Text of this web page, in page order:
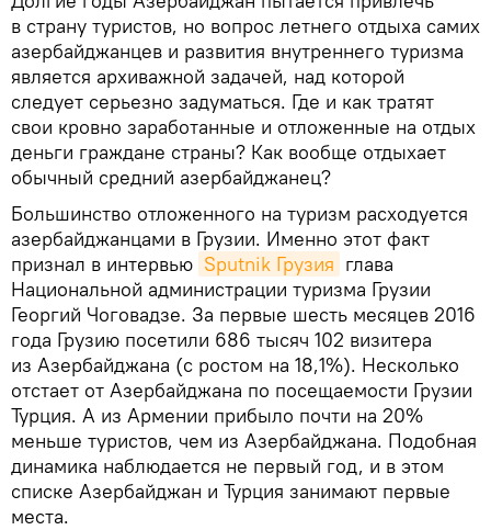
в страну туристов, но вопрос летнего отдыха самих
азербайджанцев и развития внутреннего туризма
является архиважной задачей, над которой
следует серьезно задуматься. Где и как тратят
свои кровно заработанные и отложенные на отдых
деньги граждане страны? Как вообще отдыхает
обычный средний азербайджанец?
Большинство отложенного на туризм расходуется
азербайджанцами в Грузии. Именно этот факт
признал в интервью Sputnik Грузия глава
Национальной администрации туризма Грузии
Георгий Чоговадзе. За первые шесть месяцев 2016
года Грузию посетили 686 тысяч 102 визитера
из Азербайджана (с ростом на 18,1%). Несколько
отстает от Азербайджана по посещаемости Грузии
Турция. А из Армении прибыло почти на 20%
меньше туристов, чем из Азербайджана. Подобная
динамика наблюдается не первый год, и в этом
списке Азербайджан и Турция занимают первые
места.